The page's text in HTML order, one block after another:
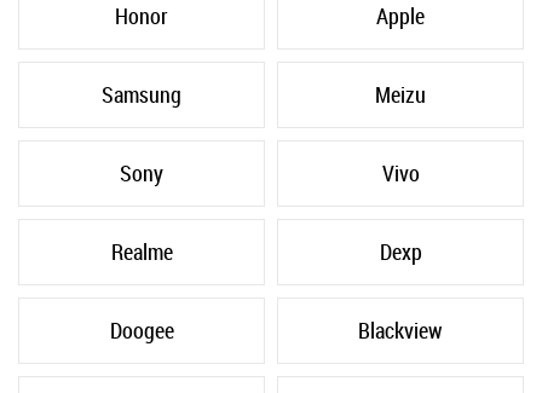
Honor Apple
Samsung Meizu
Sony Vivo
Realme Dexp
Doogee Blackview